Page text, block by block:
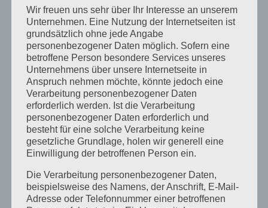
August 2020
Juli 2020
Juni 2020
Mai 2020
April 2020
März 2020
August 2019
Juni 2019
November 2018
Wir freuen uns sehr über Ihr Interesse an unserem
Unternehmen. Eine Nutzung der Internetseiten ist
grundsätzlich ohne jede Angabe
personenbezogener Daten möglich. Sofern eine
betroffene Person besondere Services unseres
Unternehmens über unsere Internetseite in
Anspruch nehmen möchte, könnte jedoch eine
Verarbeitung personenbezogener Daten
erforderlich werden. Ist die Verarbeitung
personenbezogener Daten erforderlich und
besteht für eine solche Verarbeitung keine
gesetzliche Grundlage, holen wir generell eine
Einwilligung der betroffenen Person ein.
Die Verarbeitung personenbezogener Daten,
beispielsweise des Namens, der Anschrift, E-Mail-
Adresse oder Telefonnummer einer betroffenen